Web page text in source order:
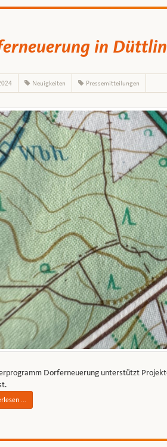
in
Neuigkeiten Pressemitteilungen
Dorferneuerung unterstützt
...